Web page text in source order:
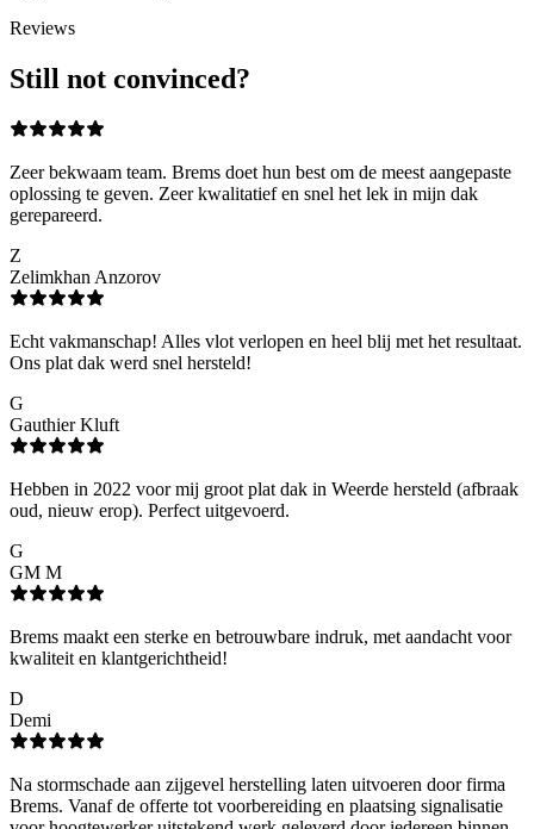
Reviews
Still not convinced?
Zeer bekwaam team. Brems doet hun best om de meest aangepaste
oplossing te geven. Zeer kwalitatief en snel het lek in mijn dak
gerepareerd.
Z
Zelimkhan Anzorov
Echt vakmanschap! Alles vlot verlopen en heel blij met het resultaat.
Ons plat dak werd snel hersteld!
G
Gauthier Kluft
Hebben in 2022 voor mij groot plat dak in Weerde hersteld (afbraak
oud, nieuw erop). Perfect uitgevoerd.
G
GM M
Brems maakt een sterke en betrouwbare indruk, met aandacht voor
kwaliteit en klantgerichtheid!
D
Demi
Na stormschade aan zijgevel herstelling laten uitvoeren door firma
Brems. Vanaf de offerte tot voorbereiding en plaatsing signalisatie